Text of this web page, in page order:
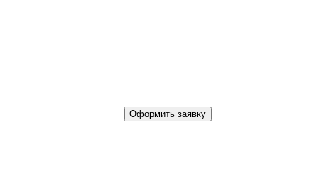
Оформить заявку